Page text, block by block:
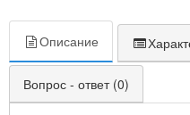
Описание
Вопрос - ответ (0)